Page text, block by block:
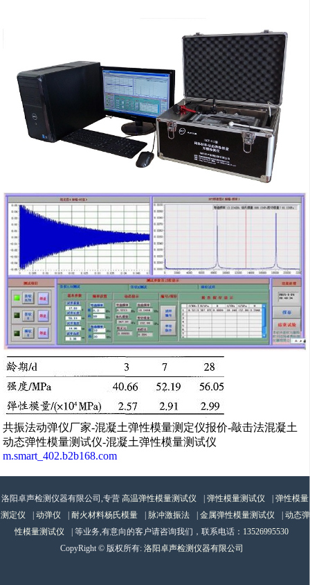
共振法动弹仪厂家-混凝土弹性模量测定仪报价-敲击法混凝土
动态弹性模量测试仪-混凝土弹性模量测试仪
m.smart_402.b2b168.com
洛阳卓声检测仪器有限公司,专营 高温弹性模量测试仪 | 弹性模量测试仪 | 弹性模量
测定仪
| 动弹仪 | 耐火材料杨氏模量 | 脉冲激振法 | 金属弹性模量测试仪 | 动态弹
性模量测试仪
| 等业务,有意向的客户请咨询我们，联系电话： 13526995530
CopyRight © 版权所有: 洛阳卓声检测仪器有限公司